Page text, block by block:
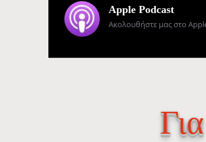
Apple Podcast
Ακολουθήστε μας στο